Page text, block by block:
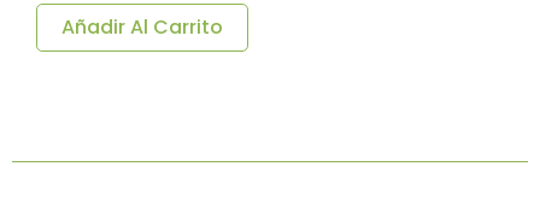
26,5x2-
Pack
6
Añadir Al Carrito